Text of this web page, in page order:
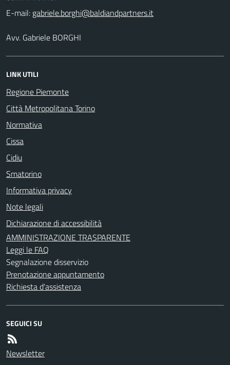
E-mail:
Avv. Gabriele BORGHI
LINK UTILI
Regione Piemonte
Città Metropolitana Torino
Normativa
Cissa
Cidiu
Smatorino
Informativa privacy
Note legali
Dichiarazione di accessibilità
AMMINISTRAZIONE TRASPARENTE
Leggi le FAQ
Segnalazione disservizio
Prenotazione appuntamento
Richiesta d'assistenza
SEGUICI SU
Newsletter